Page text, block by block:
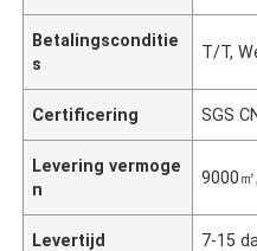
Betalingsconditie
s
T/T,
Certificering SGS
Levering vermoge
n
9000
Levertijd 7-15